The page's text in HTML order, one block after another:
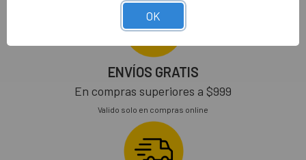
ENVÍOS GRATIS
En compras superiores a $999
Valido solo en compras online
OK